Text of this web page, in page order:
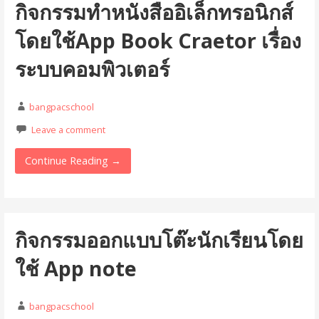
กิจกรรมทำหนังสืออิเล็กทรอนิกส์
โดยใช้App Book Craetor เรื่อง
ระบบคอมพิวเตอร์
bangpacschool
Leave a comment
Continue Reading →
กิจกรรมออกแบบโต๊ะนักเรียนโดย
ใช้ App note
bangpacschool